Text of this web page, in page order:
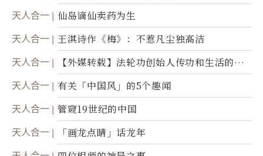
天人合一 仙岛谪仙卖药为生
天人合一 王淇诗作《梅》：不惹凡尘独高洁
天人合一
【外媒转载】法轮功创始人传功和生活的故
事
天人合一 有关「中国风」的5个趣闻
天人合一 管窥19世纪的中国
天人合一 「画龙点睛」话龙年